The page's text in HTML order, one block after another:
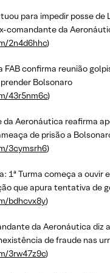
para impedir posse de
comandante da
2n4d6hhc)
FAB confirma reunião
Bolsonaro
43r5nm6c)
da Aeronáutica reafirma
de prisão a
3cymsrh6)
1ª Turma começa a ouvir
que apura tentativa de
bdhcvx8y)
da Aeronáutica diz
de fraude nas
3rw47z9c)